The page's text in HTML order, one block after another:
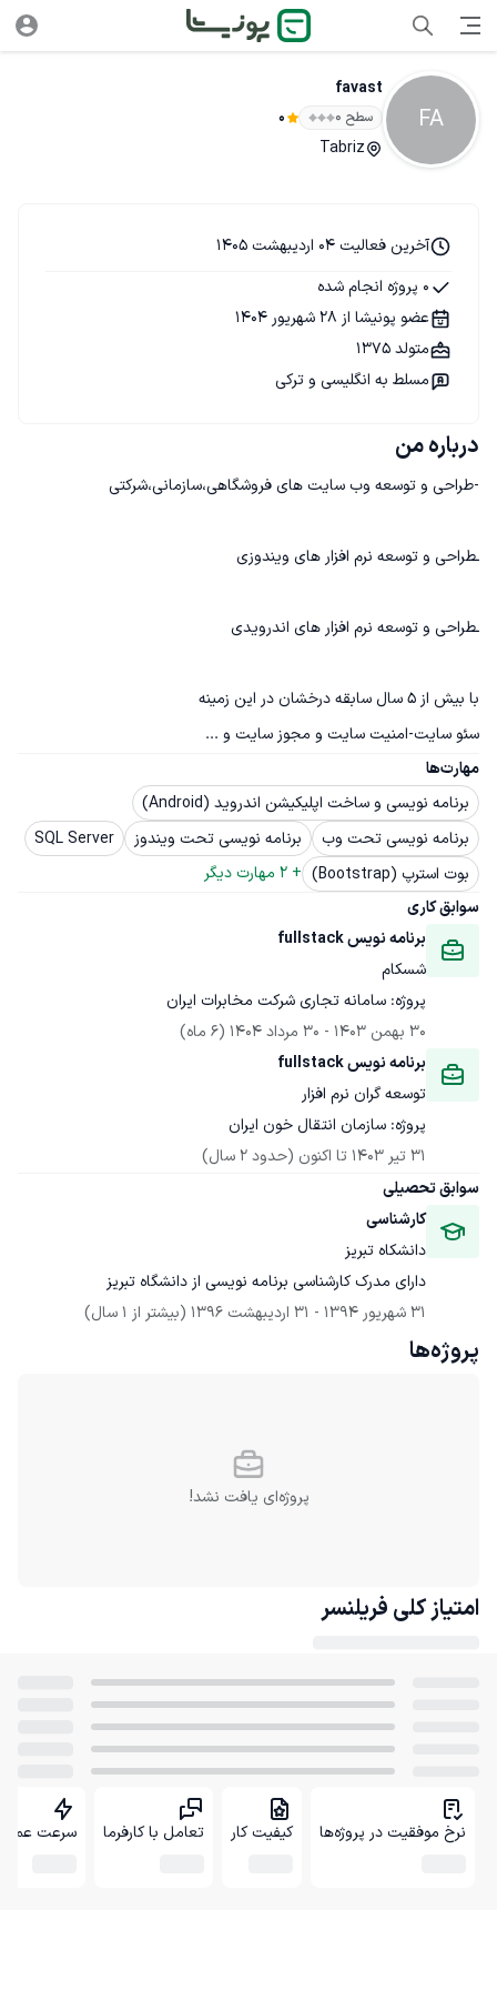
FA
favast
سطح ۰ 0
Tabriz
درباره من
سئو سایت-امنیت سایت و مجوز سایت و ...
مهارت‌ها
برنامه نویسی و ساخت اپلیکیشن اندروید (Android)
برنامه نویسی تحت وب
برنامه نویسی تحت ویندوز
SQL Server
بوت استرپ (Bootstrap)
+
2 مهارت دیگر
سوابق کاری
برنامه نویس fullstack
شسکام
پروژه: سامانه تجاری شرکت مخابرات ایران
30 بهمن 1403
- 30 مرداد 1404
(6 ماه)
برنامه نویس fullstack
توسعه گران نرم افزار
پروژه: سازمان انتقال خون ایران
31 تیر 1403
تا اکنون (حدود 2 سال)
سوابق تحصیلی
کارشناسی
دانشکاه تبریز
دارای مدرک کارشناسی برنامه نویسی از دانشگاه تبریز
31 شهریور 1394
- 31 اردیبهشت 1396 (بیشتر از 1 سال)
آخرین فعالیت 04 اردیبهشت 1405
0 پروژه انجام شده
عضو پونیشا از 28 شهریور 1404
متولد 1375
مسلط به انگلیسی و ترکی
پروژه‌ها
پروژه‌ای یافت نشد!
امتیاز کلی فریلنسر
نرخ موفقیت در پروژه‌ها کیفیت کار تعامل با کارفرما سرعت عمل